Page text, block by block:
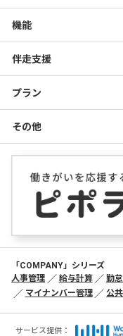
機能
伴走支援
プラン
その他
「COMPANY」シリーズ
人事管理
給与計算 勤
マイナンバー管理
公
サービス提供：